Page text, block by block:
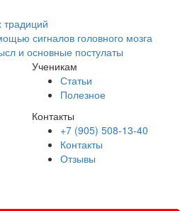
традиций
сигналов головного мозга
и основные постулаты
Ученикам
Статьи
Полезное
Контакты
+7 (905) 508-13-40
Контакты
Отзывы